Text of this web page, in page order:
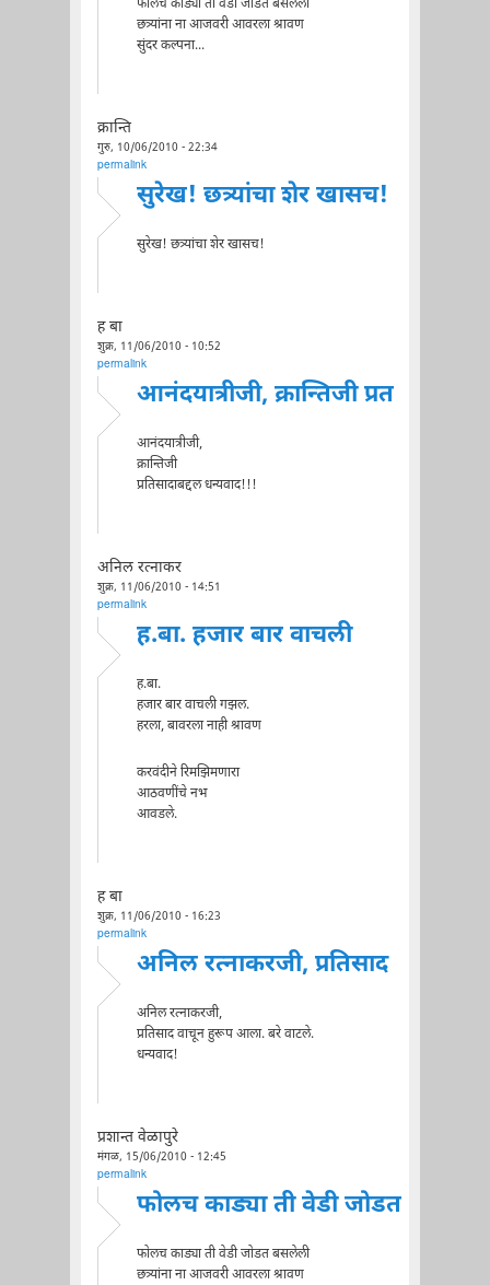
फोलच काड्या ती वेडी जोडत बसलेली
छत्र्यांना ना आजवरी आवरला श्रावण
सुंदर कल्पना...
क्रान्ति
गुरु, 10/06/2010 - 22:34
permalink
सुरेख! छत्र्यांचा शेर खासच!
सुरेख! छत्र्यांचा शेर खासच!
ह बा
शुक्र, 11/06/2010 - 10:52
permalink
आनंदयात्रीजी, क्रान्तिजी प्रत
आनंदयात्रीजी,
क्रान्तिजी
प्रतिसादाबद्दल धन्यवाद!!!
अनिल रत्नाकर
शुक्र, 11/06/2010 - 14:51
permalink
ह.बा. हजार बार वाचली
ह.बा.
हजार बार वाचली गझल.
हरला, बावरला नाही श्रावण
करवंदीने रिमझिमणारा
आठवणींचे नभ
आवडले.
ह बा
शुक्र, 11/06/2010 - 16:23
permalink
अनिल रत्नाकरजी, प्रतिसाद
अनिल रत्नाकरजी,
प्रतिसाद वाचून हुरूप आला. बरे वाटले.
धन्यवाद!
प्रशान्त वेळापुरे
मंगळ, 15/06/2010 - 12:45
permalink
फोलच काड्या ती वेडी जोडत
फोलच काड्या ती वेडी जोडत बसलेली
छत्र्यांना ना आजवरी आवरला श्रावण